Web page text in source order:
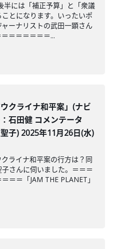
半には「補正予算」と「衆議
とになります。いったいポ
ーナリストの武田一顕さん
＝＝＝＝＝＝...
ウクライナ和平案」(ナビ
石田健 コメンテータ
子) 2025年11月26日(水)
ライナ和平案の行方は？同
さんに伺いました。＝＝＝
＝＝「JAM THE PLANET」